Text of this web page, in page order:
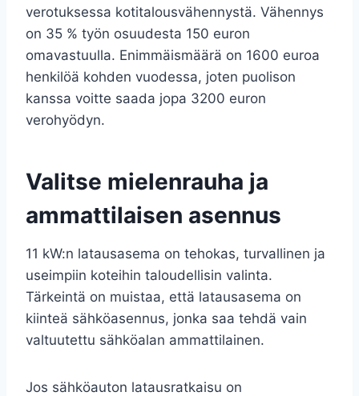
verotuksessa kotitalousvähennystä. Vähennys
on 35 % työn osuudesta 150 euron
omavastuulla. Enimmäismäärä on 1600 euroa
henkilöä kohden vuodessa, joten puolison
kanssa voitte saada jopa 3200 euron
verohyödyn.
Valitse mielenrauha ja
ammattilaisen asennus
11 kW:n latausasema on tehokas, turvallinen ja
useimpiin koteihin taloudellisin valinta.
Tärkeintä on muistaa, että latausasema on
kiinteä sähköasennus, jonka saa tehdä vain
valtuutettu sähköalan ammattilainen.
Jos sähköauton latausratkaisu on